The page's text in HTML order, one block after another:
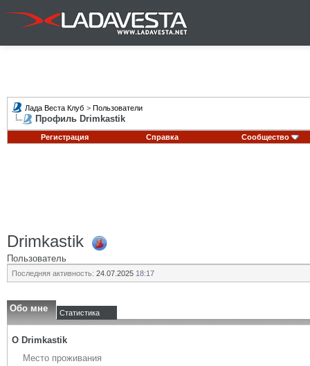
Лада Веста Клуб > Пользователи
Профиль Drimkastik
Регистрация Справка Сообщество
Drimkastik
Пользователь
Последняя активность: 24.07.2025 18:17
Обо мне Статистика
О Drimkastik
Место проживания